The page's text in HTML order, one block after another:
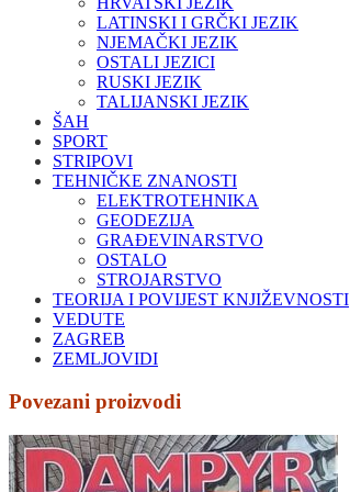
LATINSKI I GRČKI JEZIK
NJEMAČKI JEZIK
OSTALI JEZICI
RUSKI JEZIK
TALIJANSKI JEZIK
ŠAH
SPORT
STRIPOVI
TEHNIČKE ZNANOSTI
ELEKTROTEHNIKA
GEODEZIJA
GRAĐEVINARSTVO
OSTALO
STROJARSTVO
TEORIJA I POVIJEST KNJIŽEVNOSTI
VEDUTE
ZAGREB
ZEMLJOVIDI
Povezani proizvodi